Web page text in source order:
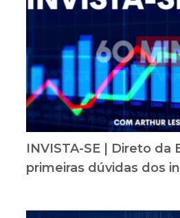
INVISTA-SE | Direto da
primeiras dúvidas dos